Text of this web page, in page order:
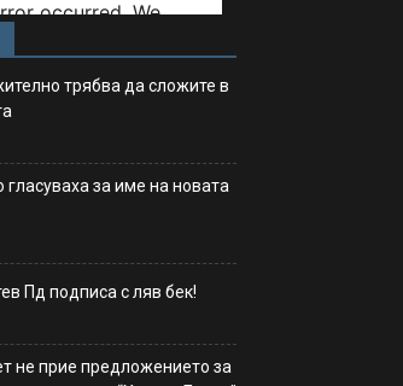
трябва да сложите в
за име на новата
Пд подписа с ляв бек!
не прие предложението за